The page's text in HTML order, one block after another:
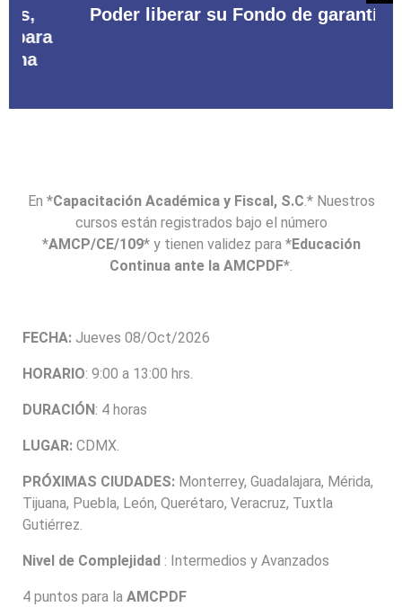
Poder liberar su Fondo de garantía.
En *Capacitación Académica y Fiscal, S.C.* Nuestros
cursos están registrados bajo el número
*AMCP/CE/109* y tienen validez para *Educación
Continua ante la AMCPDF*.
FECHA: Jueves 08/Oct/2026
HORARIO: 9:00 a 13:00 hrs.
DURACIÓN : 4 horas
LUGAR: CDMX.
PRÓXIMAS CIUDADES: Monterrey, Guadalajara, Mérida,
Tijuana, Puebla, León, Querétaro, Veracruz, Tuxtla
Gutiérrez.
Nivel de Complejidad : Intermedios y Avanzados
4 puntos para la AMCPDF